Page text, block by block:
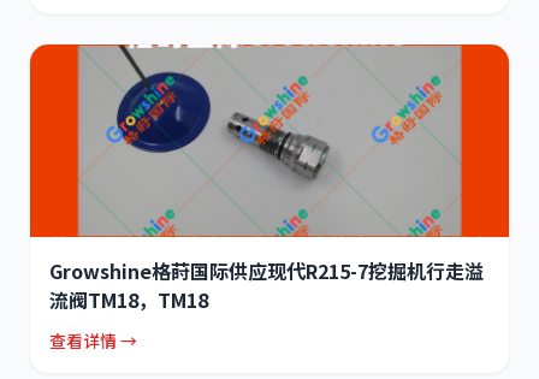
Growshine格莳国际供应现代R215-7挖掘机行走溢
流阀TM18，TM18
查看详情 →